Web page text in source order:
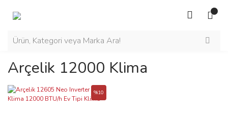
Arçelik 12000 Klima
%10